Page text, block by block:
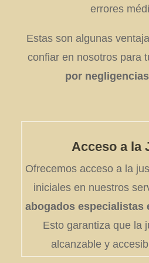
errores
Estas son algunas
confiar en nosotros para
por
Acceso a la
Ofrecemos acceso a la
iniciales en nuestros
abogados especialistas
Esto garantiza que la
alcanzable y